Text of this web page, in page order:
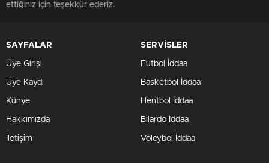
ettiğiniz için teşekkür ederiz.
SAYFALAR
Üye Girişi
Üye Kaydı
Künye
Hakkımızda
İletişim
SERVİSLER
Futbol İddaa
Basketbol İddaa
Hentbol İddaa
Bilardo İddaa
Voleybol İddaa